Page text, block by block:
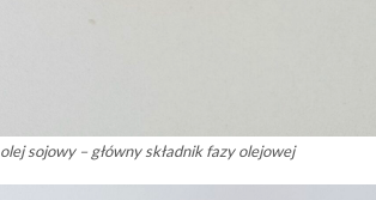
olej sojowy – główny składnik fazy olejowej